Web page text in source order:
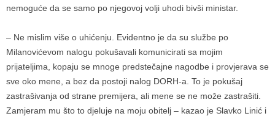
nemoguće da se samo po njegovoj volji uhodi bivši ministar.
– Ne mislim više o uhićenju. Evidentno je da su službe po
Milanovićevom nalogu pokušavali komunicirati sa mojim
prijateljima, kopaju se mnoge predstečajne nagodbe i provjerava se
sve oko mene, a bez da postoji nalog DORH-a. To je pokušaj
zastrašivanja od strane premijera, ali mene se ne može zastrašiti.
Zamjeram mu što to djeluje na moju obitelj – kazao je Slavko Linić i